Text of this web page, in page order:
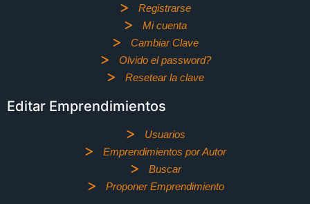
Registrarse
Mi cuenta
Cambiar Clave
Olvido el password?
Resetear la clave
Editar Emprendimientos
Usuarios
Emprendimientos por Autor
Buscar
Proponer Emprendimiento